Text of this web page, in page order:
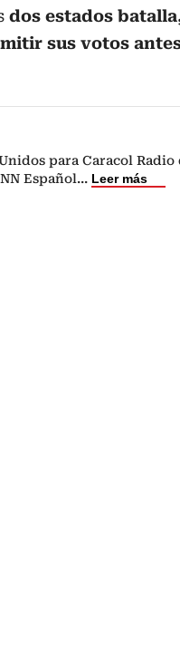
dos estados
sus votos
para Caracol Radio
Español... Leer más